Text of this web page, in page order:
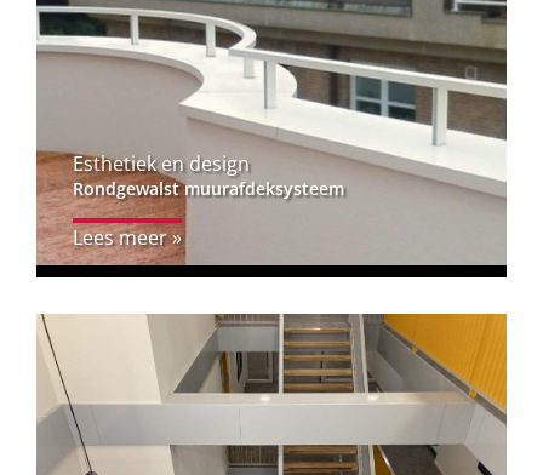
Esthetiek en design
Rondgewalst muurafdeksysteem
Lees meer »